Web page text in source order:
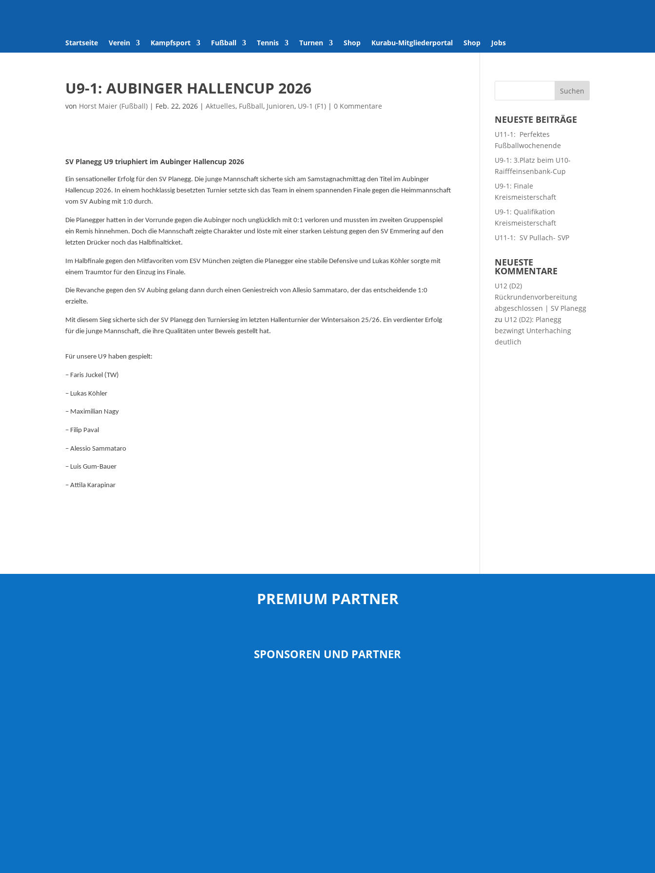
Startseite
Verein Kampfsport Fußball Tennis Turnen Shop Kurabu-Mitgliederportal Shop Jobs
U9-1: AUBINGER HALLENCUP 2026
von Horst Maier (Fußball) | Feb. 22, 2026 |Aktuelles, Fußball, Junioren, U9-1 (F1) |0 Kommentare
SV Planegg U9 triuphiert im Aubinger Hallencup 2026
Ein sensationeller Erfolg für den SV Planegg. Die junge Mannschaft sicherte sich am Samstagnachmittag den Titel im Aubinger
Hallencup 2026. In einem hochklassig besetzten Turnier setzte sich das Team in einem spannenden Finale gegen die Heimmannschaft
vom SV Aubing mit 1:0 durch.
Die Planegger hatten in der Vorrunde gegen die Aubinger noch unglücklich mit 0:1 verloren und mussten im zweiten Gruppenspiel
ein Remis hinnehmen. Doch die Mannschaft zeigte Charakter und löste mit einer starken Leistung gegen den SV Emmering auf den
letzten Drücker noch das Halbfinalticket.
Im Halbfinale gegen den Mitfavoriten vom ESV München zeigten die Planegger eine stabile Defensive und Lukas Köhler sorgte mit
einem Traumtor für den Einzug ins Finale.
Die Revanche gegen den SV Aubing gelang dann durch einen Geniestreich von Allesio Sammataro, der das entscheidende 1:0
erzielte.
Mit diesem Sieg sicherte sich der SV Planegg den Turniersieg im letzten Hallenturnier der Wintersaison 25/26. Ein verdienter Erfolg
für die junge Mannschaft, die ihre Qualitäten unter Beweis gestellt hat.
Für unsere U9 haben gespielt:
– Faris Juckel (TW)
– Lukas Köhler
– Maximilian Nagy
– Filip Paval
– Alessio Sammataro
– Luis Gum-Bauer
– Attila Karapinar
NEUESTE BEITRÄGE
U11-1: Perfektes
Fußballwochenende
U9-1: 3.Platz beim U10-
Raifffeinsenbank-Cup
U9-1: Finale
Kreismeisterschaft
U9-1: Qualifikation
Kreismeisterschaft
U11-1: SV Pullach- SVP
NEUESTE
KOMMENTARE
U12 (D2)
Rückrundenvorbereitung
abgeschlossen | SV Planegg
zu U12 (D2): Planegg
bezwingt Unterhaching
deutlich
PREMIUM PARTNER
SPONSOREN UND PARTNER